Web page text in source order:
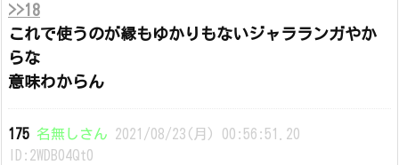
>>18
これで使うのが縁もゆかりもないジャラランガやか
らな
意味わからん
175 名無しさん 2021/08/23(月) 00:56:51.20
ID:2WDB04Qt0